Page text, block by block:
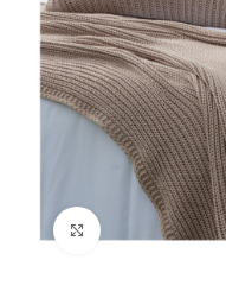
Clique para